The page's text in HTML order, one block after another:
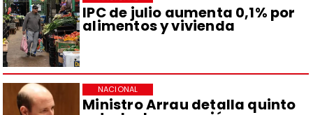
IPC de julio aumenta 0,1% por
alimentos y vivienda
Ministro Arrau detalla quinto
NACIONAL